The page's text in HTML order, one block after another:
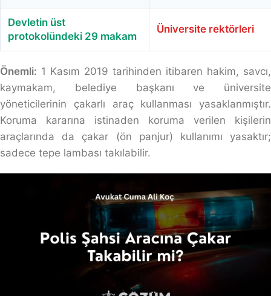
Devletin üst
protokolündeki 29 makam
Üniversite rektörleri
Önemli: 1 Kasım 2019 tarihinden itibaren hakim, savcı,
kaymakam, belediye başkanı ve üniversite
yöneticilerinin çakarlı araç kullanması yasaklanmıştır.
Koruma kararına istinaden koruma verilen kişilerin
araçlarında da çakar (ön panjur) kullanımı yasaktır;
sadece tepe lambası takılabilir.